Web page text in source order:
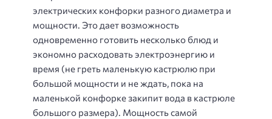
электрических конфорки разного диаметра и
мощности. Это дает возможность
одновременно готовить несколько блюд и
экономно расходовать электроэнергию и
время (не греть маленькую кастрюлю при
большой мощности и не ждать, пока на
маленькой конфорке закипит вода в кастрюле
большого размера). Мощность самой